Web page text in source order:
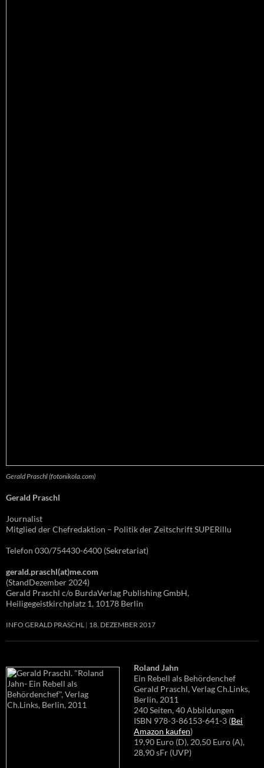
Gerald Praschl (fotonikola.com)
Gerald Praschl
Journalist
Mitglied der Chefredaktion – Politik der Zeitschrift SUPERillu
Telefon 030/754430-6400 (Sekretariat)
gerald.praschl(at)me.com
(StandDezember 2024)
Gerald Praschl c/o BurdaVerlag Publishing GmbH,
Heiligegeistkirchplatz 1, 10178 Berlin
INFO GERALD PRASCHL 18. DEZEMBER 2017
Roland Jahn
Ein Rebell als Behördenchef
Gerald Praschl, Verlag Ch.Links,
Berlin, 2011
240 Seiten, 40 Abbildungen
ISBN 978-3-86153-641-3 (Bei
Amazon kaufen)
19,90 Euro (D), 20,50 Euro (A),
28,90 sFr (UVP)